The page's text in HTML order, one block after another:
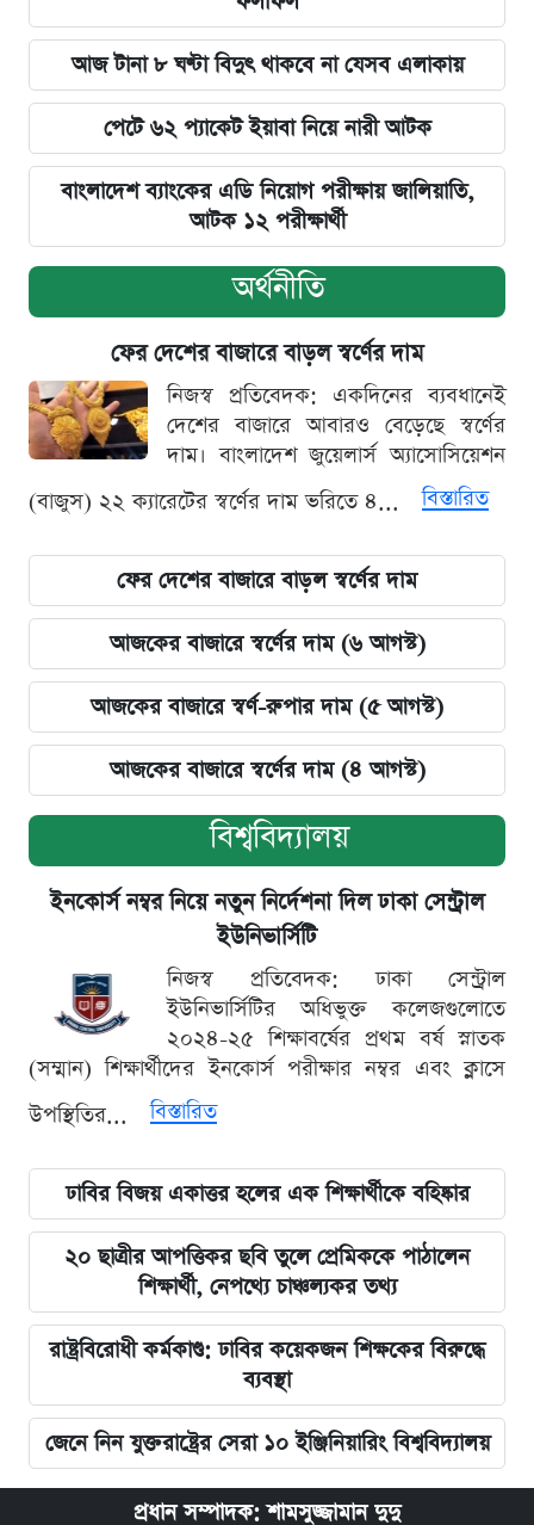
আজ টানা ৮ ঘণ্টা বিদুৎ থাকবে না যেসব এলাকায়
পেটে ৬২ প্যাকেট ইয়াবা নিয়ে নারী আটক
বাংলাদেশ ব্যাংকের এডি নিয়োগ পরীক্ষায় জালিয়াতি,
আটক ১২ পরীক্ষার্থী
অর্থনীতি
ফের দেশের বাজারে বাড়ল স্বর্ণের দাম
নিজস্ব প্রতিবেদক: একদিনের ব্যবধানেই
দেশের বাজারে আবারও বেড়েছে স্বর্ণের
দাম। বাংলাদেশ জুয়েলার্স অ্যাসোসিয়েশন
(বাজুস) ২২ ক্যারেটের স্বর্ণের দাম ভরিতে ৪...
বিস্তারিত
ফের দেশের বাজারে বাড়ল স্বর্ণের দাম
আজকের বাজারে স্বর্ণের দাম (৬ আগস্ট)
আজকের বাজারে স্বর্ণ-রুপার দাম (৫ আগস্ট)
আজকের বাজারে স্বর্ণের দাম (৪ আগস্ট)
বিশ্ববিদ্যালয়
ইনকোর্স নম্বর নিয়ে নতুন নির্দেশনা দিল ঢাকা সেন্ট্রাল
ইউনিভার্সিটি
নিজস্ব প্রতিবেদক: ঢাকা সেন্ট্রাল
ইউনিভার্সিটির অধিভুক্ত কলেজগুলোতে
২০২৪-২৫ শিক্ষাবর্ষের প্রথম বর্ষ স্নাতক
(সম্মান) শিক্ষার্থীদের ইনকোর্স পরীক্ষার নম্বর এবং ক্লাসে
উপস্থিতির...
বিস্তারিত
ঢাবির বিজয় একাত্তর হলের এক শিক্ষার্থীকে বহিষ্কার
২০ ছাত্রীর আপত্তিকর ছবি তুলে প্রেমিককে পাঠালেন
শিক্ষার্থী, নেপথ্যে চাঞ্চল্যকর তথ্য
রাষ্ট্রবিরোধী কর্মকাণ্ড: ঢাবির কয়েকজন শিক্ষকের বিরুদ্ধে
ব্যবস্থা
জেনে নিন যুক্তরাষ্ট্রের সেরা ১০ ইঞ্জিনিয়ারিং বিশ্ববিদ্যালয়
প্রধান সম্পাদক: শামসুজ্জামান দুদু